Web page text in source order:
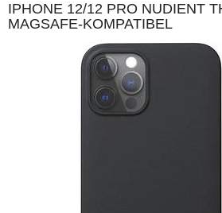
IPHONE 12/12 PRO NUDIENT
MAGSAFE-KOMPATIBEL